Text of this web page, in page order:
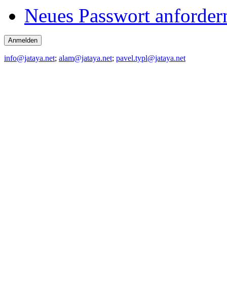
Neues Passwort
info@jataya.net; alam@jataya.net; pavel.typl@jataya.net